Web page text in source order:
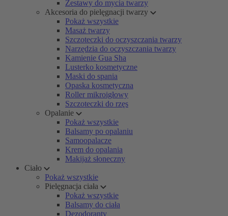
Zestawy do mycia twarzy
Akcesoria do pielęgnacji twarzy
Pokaż wszystkie
Masaż twarzy
Szczoteczki do oczyszczania twarzy
Narzędzia do oczyszczania twarzy
Kamienie Gua Sha
Lusterko kosmetyczne
Maski do spania
Opaska kosmetyczna
Roller mikroigłowy
Szczoteczki do rzęs
Opalanie
Pokaż wszystkie
Balsamy po opalaniu
Samoopalacze
Krem do opalania
Makijaż słoneczny
Ciało
Pokaż wszystkie
Pielęgnacja ciała
Pokaż wszystkie
Balsamy do ciała
Dezodoranty